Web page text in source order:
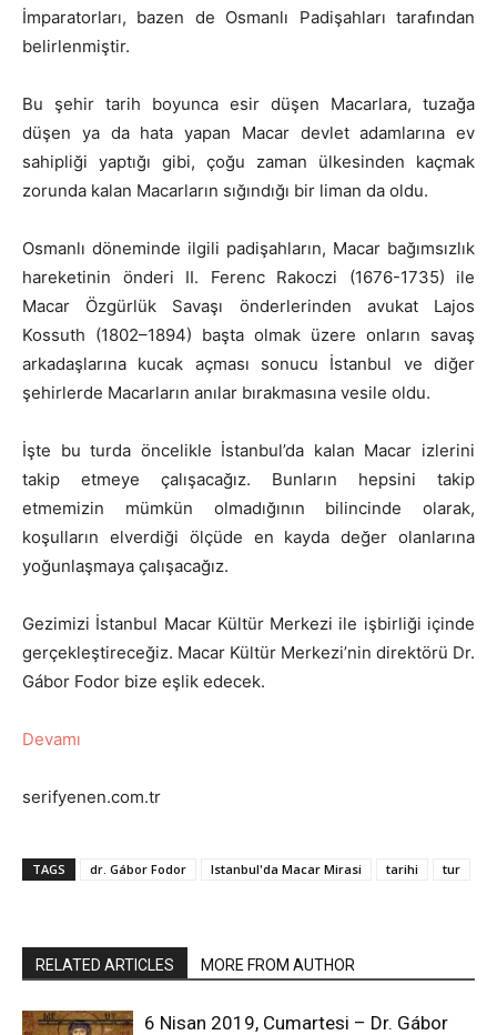
İmparatorları, bazen de Osmanlı Padişahları tarafından
belirlenmiştir.
Bu şehir tarih boyunca esir düşen Macarlara, tuzağa
düşen ya da hata yapan Macar devlet adamlarına ev
sahipliği yaptığı gibi, çoğu zaman ülkesinden kaçmak
zorunda kalan Macarların sığındığı bir liman da oldu.
Osmanlı döneminde ilgili padişahların, Macar bağımsızlık
hareketinin önderi II. Ferenc Rakoczi (1676-1735) ile
Macar Özgürlük Savaşı önderlerinden avukat Lajos
Kossuth (1802–1894) başta olmak üzere onların savaş
arkadaşlarına kucak açması sonucu İstanbul ve diğer
şehirlerde Macarların anılar bırakmasına vesile oldu.
İşte bu turda öncelikle İstanbul’da kalan Macar izlerini
takip etmeye çalışacağız. Bunların hepsini takip
etmemizin mümkün olmadığının bilincinde olarak,
koşulların elverdiği ölçüde en kayda değer olanlarına
yoğunlaşmaya çalışacağız.
Gezimizi İstanbul Macar Kültür Merkezi ile işbirliği içinde
gerçekleştireceğiz. Macar Kültür Merkezi’nin direktörü Dr.
Gábor Fodor bize eşlik edecek.
Devamı
serifyenen.com.tr
TAGS dr. Gábor Fodor Istanbul'da Macar Mirasi tarihi tur
RELATED ARTICLES MORE FROM AUTHOR
6 Nisan 2019, Cumartesi – Dr. Gábor